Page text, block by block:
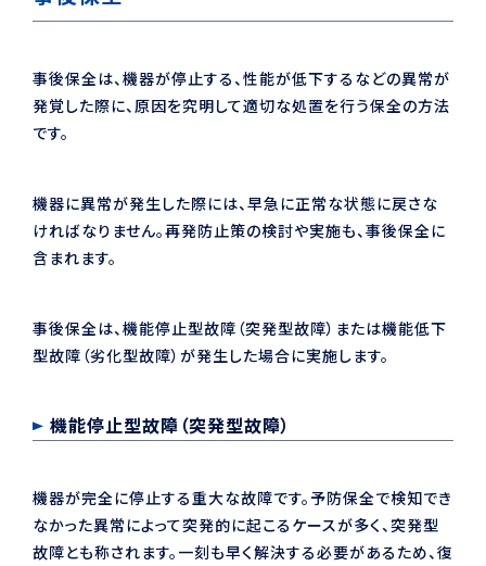
事後保全は、機器が停止する、性能が低下するなどの異常が
発覚した際に、原因を究明して適切な処置を行う保全の方法
です。
機器に異常が発生した際には、早急に正常な状態に戻さな
ければなりません。再発防止策の検討や実施も、事後保全に
含まれます。
事後保全は、機能停止型故障（突発型故障）または機能低下
型故障（劣化型故障）が発生した場合に実施します。
機能停止型故障（突発型故障）
機器が完全に停止する重大な故障です。予防保全で検知でき
なかった異常によって突発的に起こるケースが多く、突発型
故障とも称されます。一刻も早く解決する必要があるため、復